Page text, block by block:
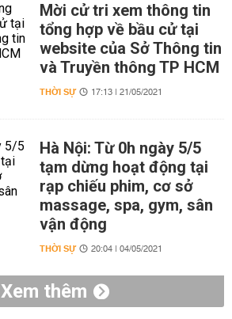
Mời cử tri xem thông tin
tổng hợp về bầu cử tại
website của Sở Thông tin
và Truyền thông TP HCM
THỜI SỰ 17:13 | 21/05/2021
Hà Nội: Từ 0h ngày 5/5
tạm dừng hoạt động tại
rạp chiếu phim, cơ sở
massage, spa, gym, sân
vận động
THỜI SỰ 20:04 | 04/05/2021
Xem thêm